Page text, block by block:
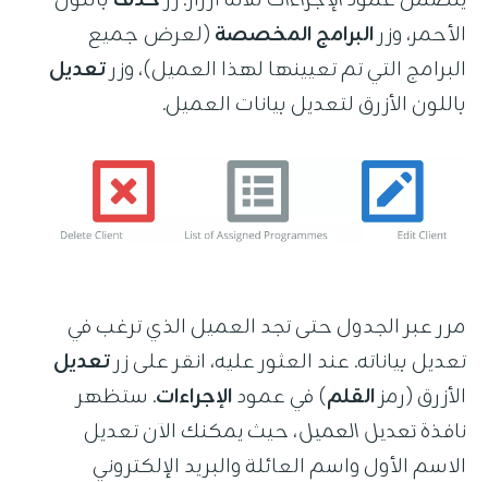
الأحمر، وزرالبرامج المخصصة (لعرض جميع
البرامج التي تم تعيينها لهذا العميل)، وزرتعديل
باللون الأزرق لتعديل بيانات العميل.
مرر عبر الجدول حتى تجد العميل الذي ترغب في
تعديل بياناته. عند العثور عليه، انقر على زرتعديل
الأزرق (رمزالقلم) في عمودالإجراءات. ستظهر
نافذةتعديل العميل، حيث يمكنك الآن تعديل
الاسم الأول واسم العائلة والبريد الإلكتروني